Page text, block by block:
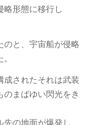
形態に移行し
のと、宇宙船が侵略
成されたそれは武装
まばゆい閃光をき
の地面が爆発し、